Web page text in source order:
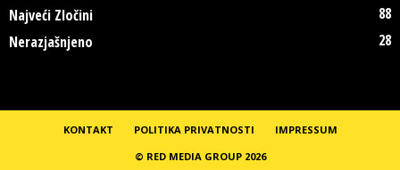
Najveći Zločini
88
Nerazjašnjeno
28
KONTAKT POLITIKA PRIVATNOSTI
IMPRESSUM
© RED MEDIA GROUP 2026